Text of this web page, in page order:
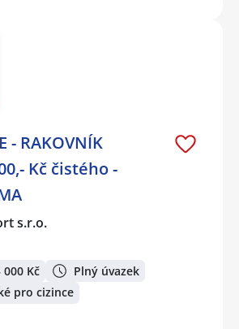
- RAKOVNÍK
Kč čistého -
s.r.o.
000 Kč
Plný úvazek
pro cizince